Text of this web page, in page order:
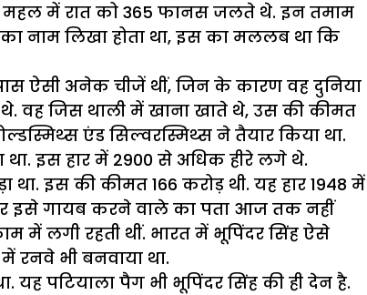
महल में रात को 365 फानस जलते थे. इन तमाम
नाम लिखा होता था, इस का मललब था कि
ऐसी अनेक चीजें थीं, जिन के कारण वह दुनिया
जिस थाली में खाना खाते थे, उस की कीमत
एंड सिल्वरस्मिथ्स ने तैयार किया था.
था. इस हार में 2900 से अधिक हीरे लगे थे.
इस की कीमत 166 करोड़ थी. यह हार 1948 में
इसे गायब करने वाले का पता आज तक नहीं
में लगी रहती थीं. भारत में भूपिंदर सिंह ऐसे
रनवे भी बनवाया था.
यह पटियाला पैग भी भूपिंदर सिंह की ही देन है.